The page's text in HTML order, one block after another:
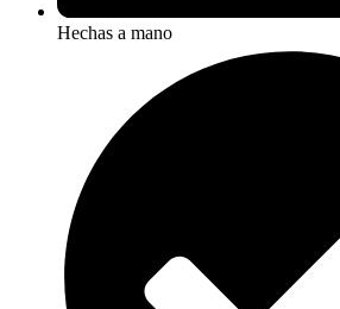
Hechas a mano